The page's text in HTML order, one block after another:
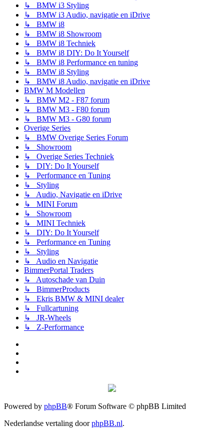
↳ BMW i3 Styling
↳ BMW i3 Audio, navigatie en iDrive
↳ BMW i8
↳ BMW i8 Showroom
↳ BMW i8 Techniek
↳ BMW i8 DIY: Do It Yourself
↳ BMW i8 Performance en tuning
↳ BMW i8 Styling
↳ BMW i8 Audio, navigatie en iDrive
BMW M Modellen
↳ BMW M2 - F87 forum
↳ BMW M3 - F80 forum
↳ BMW M3 - G80 forum
Overige Series
↳ BMW Overige Series Forum
↳ Showroom
↳ Overige Series Techniek
↳ DIY: Do It Yourself
↳ Performance en Tuning
↳ Styling
↳ Audio, Navigatie en iDrive
↳ MINI Forum
↳ Showroom
↳ MINI Techniek
↳ DIY: Do It Yourself
↳ Performance en Tuning
↳ Styling
↳ Audio en Navigatie
BimmerPortal Traders
↳ Autoschade van Duin
↳ BimmerProducts
↳ Ekris BMW & MINI dealer
↳ Fullcartuning
↳ JR-Wheels
↳ Z-Performance
Powered by phpBB® Forum Software © phpBB Limited
Nederlandse vertaling doorphpBB.nl.